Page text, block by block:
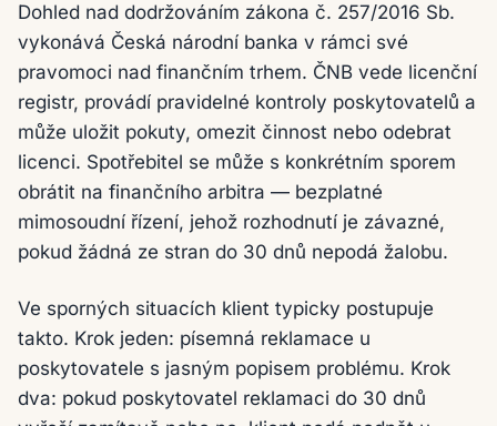
Dohled nad dodržováním zákona č. 257/2016 Sb.
vykonává Česká národní banka v rámci své
pravomoci nad finančním trhem. ČNB vede licenční
registr, provádí pravidelné kontroly poskytovatelů a
může uložit pokuty, omezit činnost nebo odebrat
licenci. Spotřebitel se může s konkrétním sporem
obrátit na finančního arbitra — bezplatné
mimosoudní řízení, jehož rozhodnutí je závazné,
pokud žádná ze stran do 30 dnů nepodá žalobu.
Ve sporných situacích klient typicky postupuje
takto. Krok jeden: písemná reklamace u
poskytovatele s jasným popisem problému. Krok
dva: pokud poskytovatel reklamaci do 30 dnů